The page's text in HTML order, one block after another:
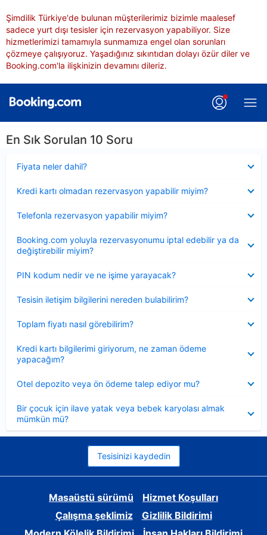
Şimdilik Türkiye'de bulunan müşterilerimiz bizimle maalesef
sadece yurt dışı tesisler için rezervasyon yapabiliyor. Size
hizmetlerimizi tamamıyla sunmamıza engel olan sorunları
çözmeye çalışıyoruz. Yaşadığınız sıkıntıdan dolayı özür diler ve
Booking.com'la ilişkinizin devamını dileriz.
En Sık Sorulan 10 Soru
Fiyata neler dahil?
Kredi kartı olmadan rezervasyon yapabilir miyim?
Telefonla rezervasyon yapabilir miyim?
Booking.com yoluyla rezervasyonumu iptal edebilir ya da
değiştirebilir miyim?
PIN kodum nedir ve ne işime yarayacak?
Tesisin iletişim bilgilerini nereden bulabilirim?
Toplam fiyatı nasıl görebilirim?
Kredi kartı bilgilerimi giriyorum, ne zaman ödeme
yapacağım?
Otel depozito veya ön ödeme talep ediyor mu?
Bir çocuk için ilave yatak veya bebek karyolası almak
mümkün mü?
Tesisinizi kaydedin
Masaüstü sürümü
Hizmet Koşulları
Çalışma şeklimiz
Gizlilik Bildirimi